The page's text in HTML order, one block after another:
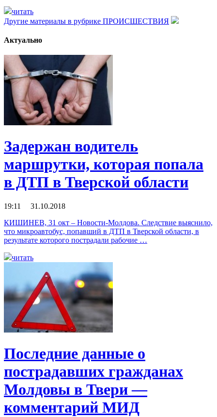
читать
Другие материалы в рубрике ПРОИСШЕСТВИЯ
Актуально
Задержан водитель
маршрутки, которая попала
в ДТП в Тверской области
19:11 31.10.2018
КИШИНЕВ, 31 окт – Новости-Молдова. Следствие выяснило,
что микроавтобус, попавший в ДТП в Тверской области, в
результате которого пострадали рабочие …
читать
Последние данные о
пострадавших гражданах
Молдовы в Твери —
комментарий МИД